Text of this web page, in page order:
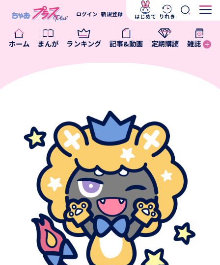
ホーム まんが ランキング 記事&動画 定期購読 雑誌
ログイン 新規登録 はじめて りれき